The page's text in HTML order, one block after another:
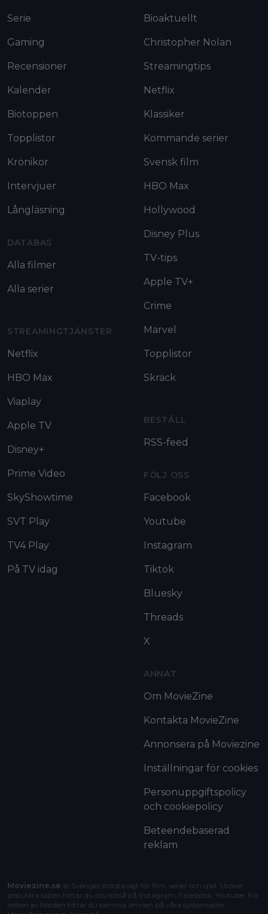
Serie
Gaming
Recensioner
Kalender
Biotoppen
Topplistor
Krönikor
Intervjuer
Långläsning
DATABAS
Alla filmer
Alla serier
STREAMINGTJÄNSTER
Netflix
HBO Max
Viaplay
Apple TV
Disney+
Prime Video
SkyShowtime
SVT Play
TV4 Play
På TV idag
Bioaktuellt
Christopher Nolan
Streamingtips
Netflix
Klassiker
Kommande serier
Svensk film
HBO Max
Hollywood
Disney Plus
TV-tips
Apple TV+
Crime
Marvel
Topplistor
Skräck
BESTÄLL
RSS-feed
FÖLJ OSS
Facebook
Youtube
Instagram
Tiktok
Bluesky
Threads
X
ANNAT
Om MovieZine
Kontakta MovieZine
Annonsera på Moviezine
Inställningar för cookies
Personuppgiftspolicy
och cookiepolicy
Beteendebaserad
reklam
Moviezine.se är Sveriges största sajt för film, serier och spel. Utöver
populära sajten hittar du oss också på Instagram, Facebook, Youtube. För
resten av Norden hittar du samma ämnen på våra syskonsajter